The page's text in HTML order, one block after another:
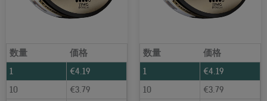
数量
価格
1
€4.19
10
€3.79
数量
価格
1
€4.19
10
€3.79